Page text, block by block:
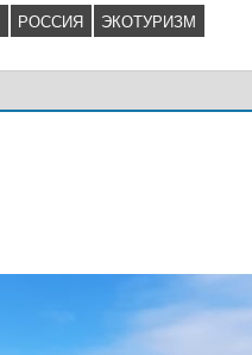
РОССИЯ ЭКОТУРИЗМ